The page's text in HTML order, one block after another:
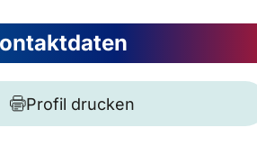
Profil drucken